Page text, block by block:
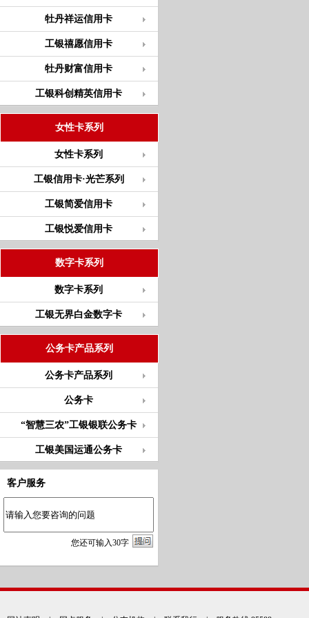
牡丹祥运信用卡
工银禧愿信用卡
牡丹财富信用卡
工银科创精英信用卡
女性卡系列
女性卡系列
工银信用卡·光芒系列
工银简爱信用卡
工银悦爱信用卡
数字卡系列
数字卡系列
工银无界白金数字卡
公务卡产品系列
公务卡产品系列
公务卡
“智慧三农”工银银联公务卡
工银美国运通公务卡
客户服务
您还可输入30字